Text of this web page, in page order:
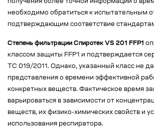
получения более точной информации о
необходимо обратиться к испытательным
подтверждающим соответствие
Степень фильтрации Спиротек VS 201 FFP1
классом защиты FFP1 и подтверждается
ТС 019/2011. Однако, указанный класс не
представления о времени эффективной
конкретных веществ. Фактическое время
варьироваться в зависимости от
веществ, их физико-химических свойств и
использования респиратора.